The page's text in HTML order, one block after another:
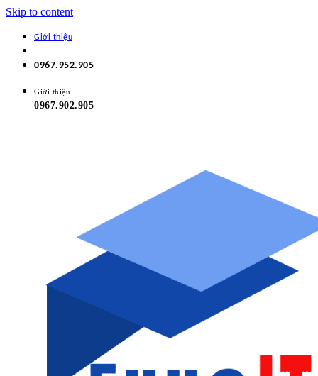
Skip to content
Giới thiệu
0967.952.905
Giới thiệu
0967.902.905